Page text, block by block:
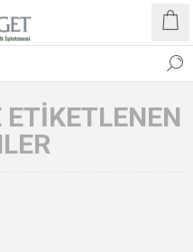
ETIKETLENEN